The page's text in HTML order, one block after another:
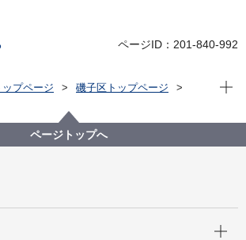
ページID：201-840-992
プページ
磯子区トップページ
】会計年度任用職員（保育所スタッフ：日額
８年度登録制度のご案内
現在
ページトップへ